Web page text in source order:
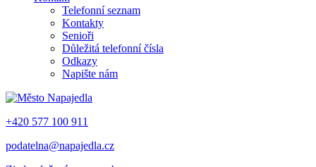
Telefonní seznam
Kontakty
Senioři
Důležitá telefonní čísla
Odkazy
Napište nám
+420 577 100 911
podatelna@napajedla.cz